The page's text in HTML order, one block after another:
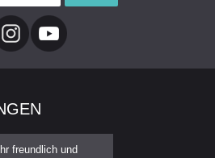
freundlich und